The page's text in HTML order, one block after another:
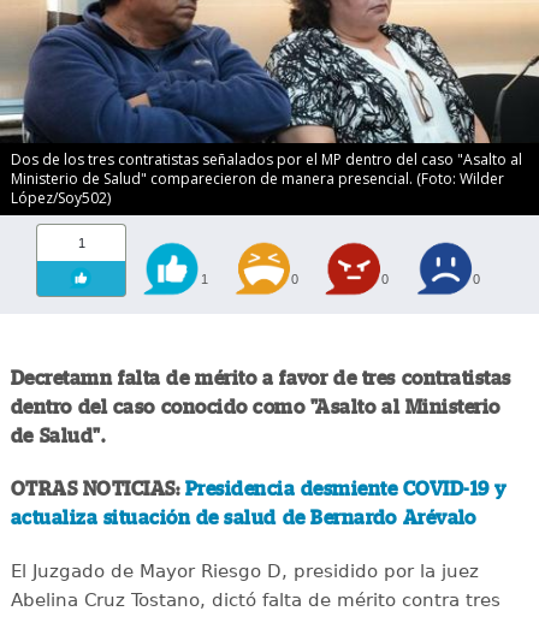
Dos de los tres contratistas señalados por el MP dentro del caso "Asalto al
Ministerio de Salud" comparecieron de manera presencial. (Foto: Wilder
López/Soy502)
1
1 0 0 0
Decretamn falta de mérito a favor de tres contratistas
dentro del caso conocido como "Asalto al Ministerio
de Salud".
OTRAS NOTICIAS: Presidencia desmiente COVID-19 y
actualiza situación de salud de Bernardo Arévalo
El Juzgado de Mayor Riesgo D, presidido por la juez
Abelina Cruz Tostano, dictó falta de mérito contra tres